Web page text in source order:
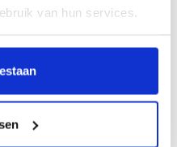
van hun services.
we een veilige
en e...